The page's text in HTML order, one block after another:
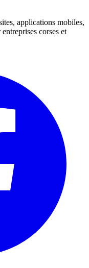
applications mobiles,
corses et